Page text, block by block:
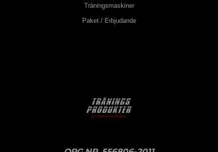
Träningsmaskiner
Paket / Erbjudande